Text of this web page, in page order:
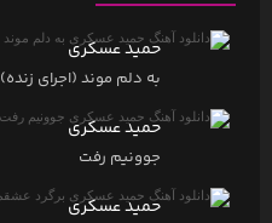
حمید عسکری
به دلم موند (اجرای زنده)
حمید عسکری
جوونیم رفت
حمید عسکری